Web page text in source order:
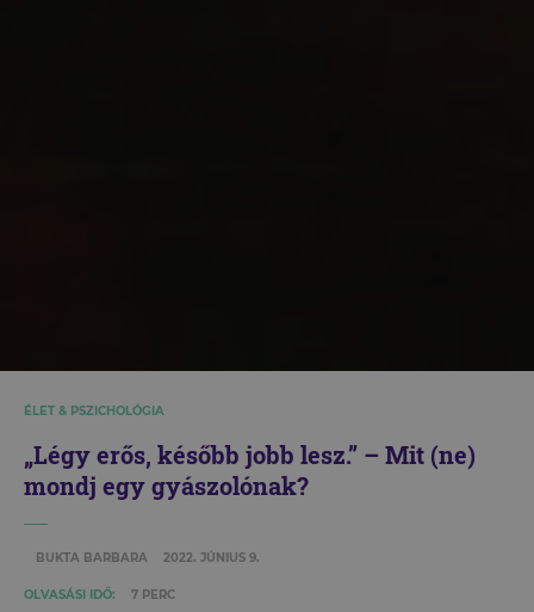
ÉLET & PSZICHOLÓGIA
„Légy erős, később jobb lesz.” – Mit (ne)
mondj egy gyászolónak?
BUKTA BARBARA 2022. JÚNIUS 9.
OLVASÁSI IDŐ: 7 PERC